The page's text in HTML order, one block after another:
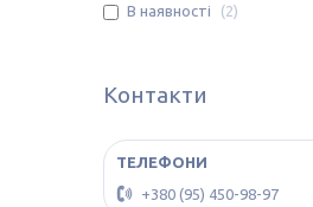
В наявності
2
Контакти
+380 (95) 450-98-97